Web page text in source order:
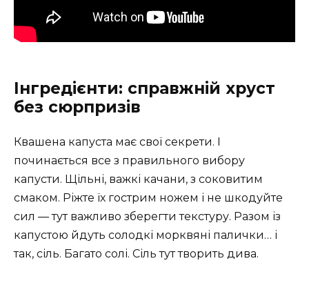
Інгредієнти: справжній хруст
без сюрпризів
Квашена капуста має свої секрети. І
починається все з правильного вибору
капусти. Щільні, важкі качани, з соковитим
смаком. Ріжте їх гострим ножем і не шкодуйте
сил — тут важливо зберегти текстуру. Разом із
капустою йдуть солодкі морквяні палички… і
так, сіль. Багато солі. Сіль тут творить дива.